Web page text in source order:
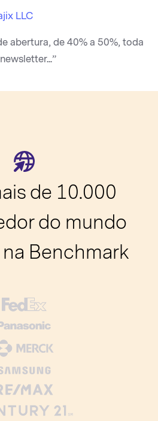
LLC
abertura, de 40% a 50%, toda
de 10.000
do mundo
Benchmark